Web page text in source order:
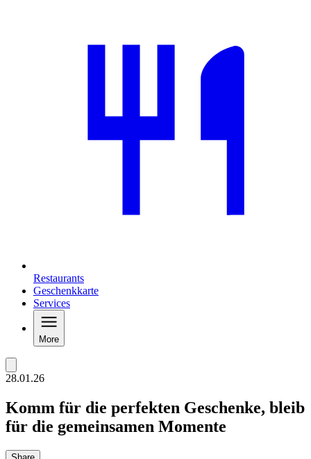
Restaurants
Geschenkkarte
Services
More
28.01.26
Komm für die perfekten Geschenke, bleib
für die gemeinsamen Momente